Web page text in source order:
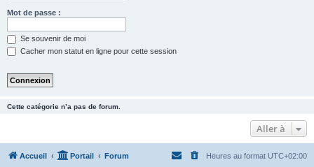
Mot de passe :
Se souvenir de moi
Cacher mon statut en ligne pour cette session
Cette catégorie n’a pas de forum.
Aller à
Accueil Portail Forum Heures au format UTC+02:00